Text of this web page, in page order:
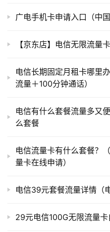
广电手机卡申请入口（中
【京东店】电信无限流量
电信长期固定月租卡哪里
流量＋100分钟通话）
电信有什么套餐流量多又
么套餐
电信流量卡有什么套餐？
量卡在线申请）
电信39元套餐流量详情（
29元电信100G无限流量